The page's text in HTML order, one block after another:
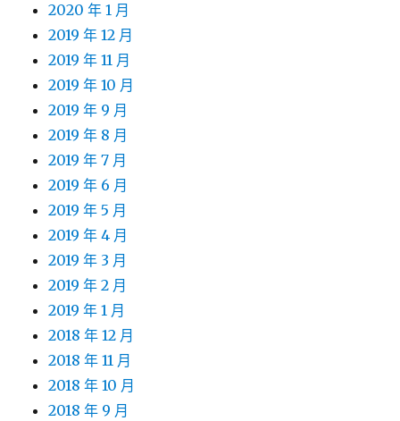
2020 年 1 月
2019 年 12 月
2019 年 11 月
2019 年 10 月
2019 年 9 月
2019 年 8 月
2019 年 7 月
2019 年 6 月
2019 年 5 月
2019 年 4 月
2019 年 3 月
2019 年 2 月
2019 年 1 月
2018 年 12 月
2018 年 11 月
2018 年 10 月
2018 年 9 月